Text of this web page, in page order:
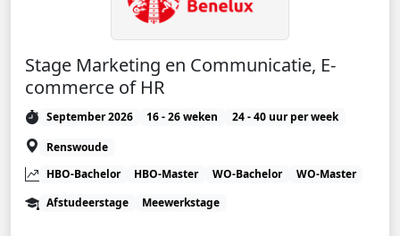
Stage Marketing en Communicatie, E-
commerce of HR
September 2026 16 - 26 weken
24 - 40 uur per week
Renswoude
HBO-Bachelor
HBO-Master WO-Bachelor
WO-Master
Afstudeerstage
Meewerkstage